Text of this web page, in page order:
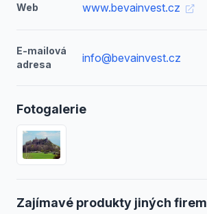
Web www.bevainvest.cz
E-mailová
adresa
info@bevainvest.cz
Fotogalerie
Zajímavé produkty jiných firem